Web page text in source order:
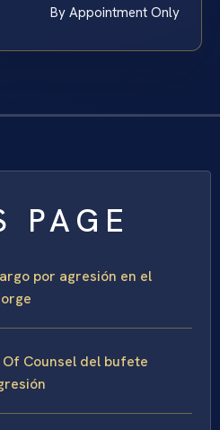
By Appointment Only
PAGE
por agresión en el
Of Counsel del bufete